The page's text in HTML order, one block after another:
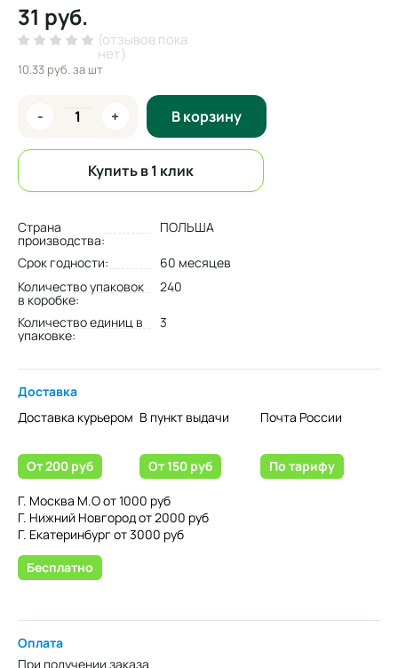
31 руб.
(отзывов пока
нет)
10.33 руб.за шт
- + В корзину
Купить в 1 клик
Страна
производства:
ПОЛЬША
Срок годности:
60 месяцев
Количество упаковок
в коробке:
240
Количество единиц в
упаковке:
3
Доставка
Доставка курьером
От 200 руб
Г. Москва М.О от 1000 руб
Г. Нижний Новгород от 2000 руб
Г. Екатеринбург от 3000 руб
Бесплатно
В пункт выдачи
От 150 руб
Почта России
По тарифу
Оплата
При получении заказа